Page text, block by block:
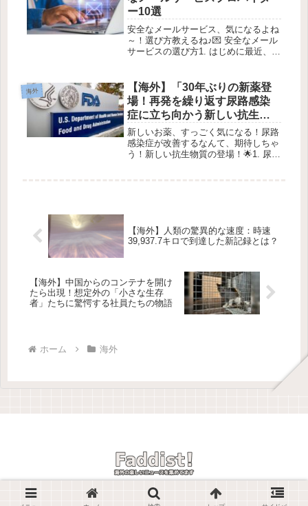
ー10選
安全なメールサービス、気になるよね
～！選び方教えるね♪💌 安全なメール
サービスの選び方1. はじめに最近、ネ
に、メールは個人情報がたくさん詰ま
ってるから、どのサービスが...
海外
【海外】「30年ぶりの新薬登
場！再発を繰り返す尿路感染
症に立ち向かう新しい抗生物
質とは？」
新しいお薬、すっごく気になる！尿路
感染症が改善するなんて、期待しちゃ
う！新しい抗生物質の登場！🌟1. 尿路
【海外】人類の驚異的な速度：時速
39,937.7キロで到達した新記録とは？
【海外】中国からのコンテナを開け
たら出現！想定外の「小さな生存
者」たちに驚愕する社員たちの物語
ホーム 海外
© 2025 Faddist! -海外の楽しいニュースを紹介しています-.